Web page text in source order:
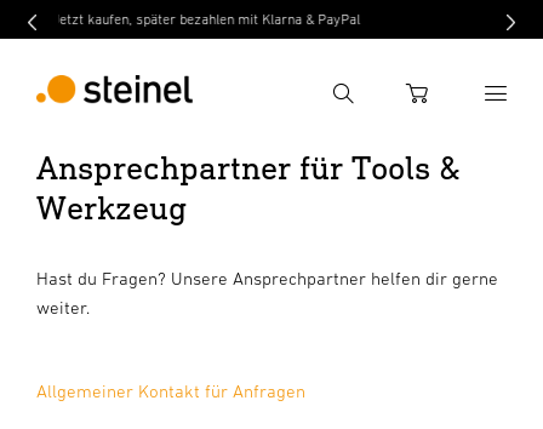
Klarna & PayPal Kostenloser Versand ab 100€
Suche
Suche
Suchbegriff eingeben
WARENKORB
Ansprechpartner für Tools &
Werkzeug
Hast du Fragen? Unsere Ansprechpartner helfen dir gerne
weiter.
Allgemeiner Kontakt für Anfragen